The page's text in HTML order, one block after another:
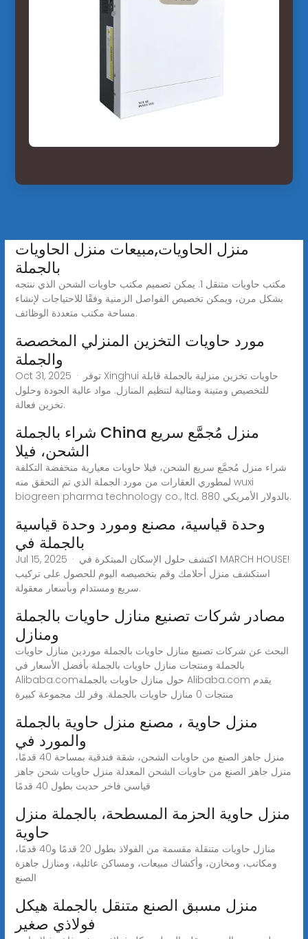
منزل الحاويات,مبيعات منزل الحاويات
بالجملة
مكتب حاويات متنقل 1. يمكن تصميم مكتب حاويات الشحن الذي ننتجه
بشكل مرن، ويمكن تخصيص الفواصل الزمنية وفقًا للاحتياجات لإنشاء
مساحة مكتب متعددة الوظائف.
مورد حاويات التخزين المنزلي المخصصة
والجملة
Oct 31, 2025 · توفر Xinghui حاويات تخزين منزلية بالجملة قابلة
للتخصيص ومتينة ومثالية لتنظيم المنازل. مواد عالية الجودة وحلول
تخزين فعالة.
شراء بالجملة China منزل مُجمَّع سريع
الشحن، فيلا
شراء منزل مُجمَّع سريع الشحن، فيلا حاويات معيارية منخفضة التكلفة
لمطوري العقارات من مورد الجملة الذي تم التحقق منه wuxi
biogreen pharma technology co., ltd. بالدولار الأمريكي 880.
وحدة قياسية، مصنع ومورد وحدة قياسية
بالجملة في
Jul 15, 2025 · اكتشف حلول الإسكان المبتكرة في MARCH HOUSE!
استكشف منزل أحلامك وقم بتخصيصه اليوم للحصول على تركيب
سريع ومستدام وبأسعار معقولة.
مصادر شركات تصنيع منازل حاويات بالجملة
ومنازل
البحث عن شركات تصنيع منازل حاويات بالجملة موردين منازل حاويات
بالجملة ومنتجات منازل حاويات بالجملة بأفضل الأسعار في
Alibaba.comحول منازل حاويات بالجملة Alibaba.com يقدم
منتجات 0 منازل حاويات بالجملة. وفر لك مجموعة كبيرة
منزل حاوية ، مصنع منزل حاوية بالجملة
والمورد في
منزل جاهز الصنع من حاويات الشحن، شقة فندقية بمساحة 40 قدمًا،
منزل جاهز الصنع من حاويات الشحن المعدلة منزل حاويات شحن جاهز
قياسي فاخر حديث بطول 40 قدمًا
منزل حاوية الحزمة المسطحة، بالجملة منزل
حاوية
منازل حاويات متنقلة مقسمة من الفولاذ بطول 20 قدمًا و40 قدمًا،
ومكاتب، ومخازن، وأكشاك مبيعات، ومساكن عائلية، ومنازل جاهزة
الصنع
منزل مسبق الصنع متنقل بالجملة هيكل
فولاذي صغير